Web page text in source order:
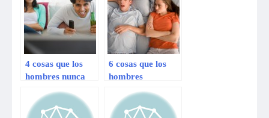
4 cosas que los
hombres nunca
mujer
6 cosas que los
hombres
que el sexo